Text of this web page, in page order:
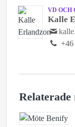
VD OCH
Kalle
+46
Relaterade